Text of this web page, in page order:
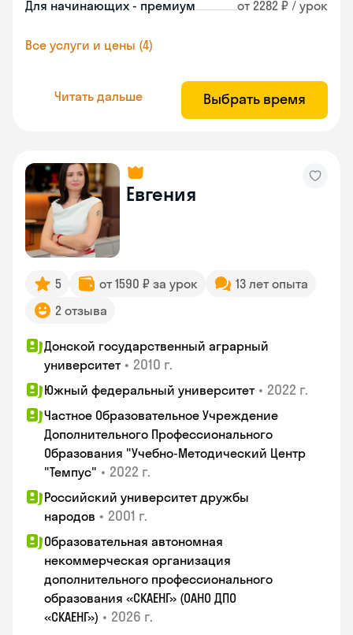
Для начинающих - премиум от 2282 ₽ / урок
Все услуги и цены (4)
Читать дальше Выбрать время
Евгения
5 от 1590 ₽ за урок
13 лет опыта
2 отзыва
Донской государственный аграрный
университет • 2010 г.
Южный федеральный университет • 2022 г.
Частное Образовательное Учреждение
Дополнительного Профессионального
Образования "Учебно-Методический Центр
"Темпус" • 2022 г.
Российский университет дружбы
народов • 2001 г.
Образовательная автономная
некоммерческая организация
дополнительного профессионального
образования «СКАЕНГ» (ОАНО ДПО
«СКАЕНГ») • 2026 г.